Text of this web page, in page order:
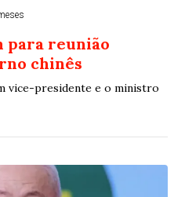
para reunião
chinês
vice-presidente e o ministro